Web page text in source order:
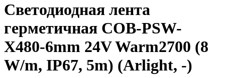
Светодиодная лента
герметичная COB-PSW-
X480-6mm 24V Warm2700 (8
W/m, IP67, 5m) (Arlight, -)